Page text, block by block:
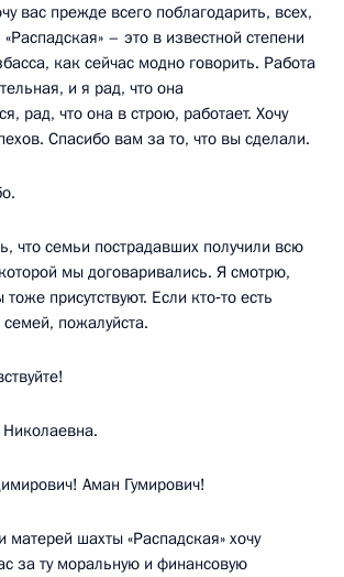
вас прежде всего поблагодарить, всех,
«Распадская» – это в известной степени
как сейчас модно говорить. Работа
и я рад, что она
рад, что она в строю, работает. Хочу
Спасибо вам за то, что вы сделали.
что семьи пострадавших получили всю
мы договаривались. Я смотрю,
присутствуют. Если кто‑то есть
пожалуйста.
Аман Гумирович!
матерей шахты «Распадская» хочу
за ту моральную и финансовую